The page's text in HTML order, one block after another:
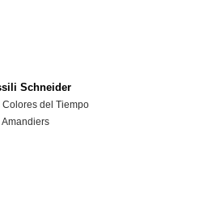
Schneider
Colores del Tiempo
Amandiers